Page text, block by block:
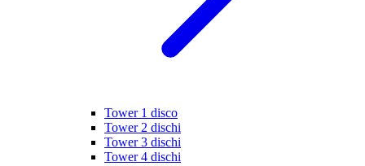
Tower 1 disco
Tower 2 dischi
Tower 3 dischi
Tower 4 dischi